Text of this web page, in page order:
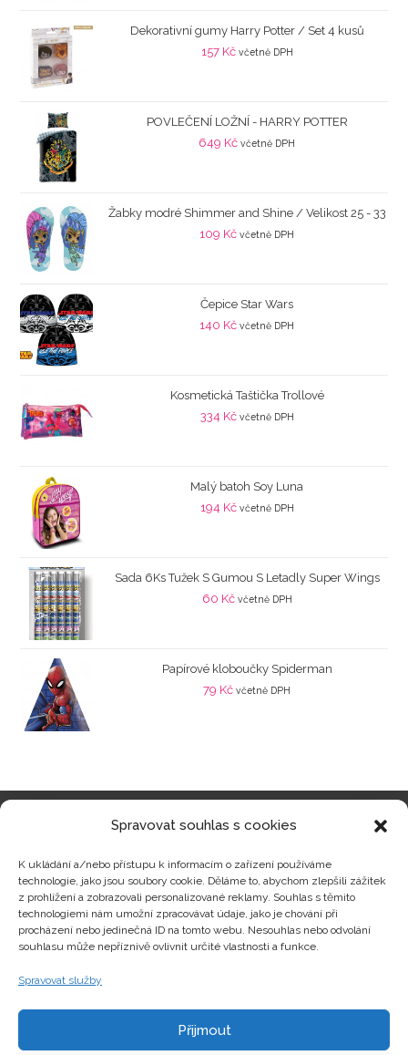
Spravovat souhlas s cookies
K ukládání a/nebo přístupu k informacím o zařízení používáme
technologie, jako jsou soubory cookie. Děláme to, abychom zlepšili zážitek
z prohlížení a zobrazovali personalizované reklamy. Souhlas s těmito
technologiemi nám umožní zpracovávat údaje, jako je chování při
procházení nebo jedinečná ID na tomto webu. Nesouhlas nebo odvolání
souhlasu může nepříznivě ovlivnit určité vlastnosti a funkce.
Spravovat služby
Přijmout
Dekorativní gumy Harry Potter / Set 4 kusů
157 Kč včetně DPH
POVLEČENÍ LOŽNÍ - HARRY POTTER
649 Kč včetně DPH
Žabky modré Shimmer and Shine / Velikost 25 - 33
109 Kč včetně DPH
Čepice Star Wars
140 Kč včetně DPH
Kosmetická Taštička Trollové
334 Kč včetně DPH
Malý batoh Soy Luna
194 Kč včetně DPH
Sada 6Ks Tužek S Gumou S Letadly Super Wings
60 Kč včetně DPH
Papírové kloboučky Spiderman
79 Kč včetně DPH
Zajímavosti
Kontakty